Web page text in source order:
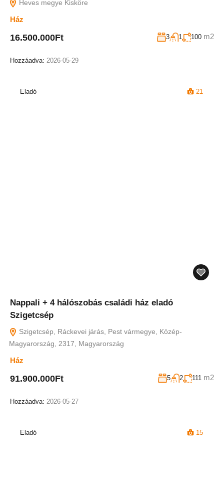
Heves megye Kisköre
Ház
16.500.000Ft 3 1 100 m2
Hozzáadva: 2026-05-29
Eladó 21
Nappali + 4 hálószobás családi ház eladó
Szigetcsép
Szigetcsép, Ráckevei járás, Pest vármegye, Közép-
Magyarország, 2317, Magyarország
Ház
91.900.000Ft 5 2 111 m2
Hozzáadva: 2026-05-27
Eladó 15